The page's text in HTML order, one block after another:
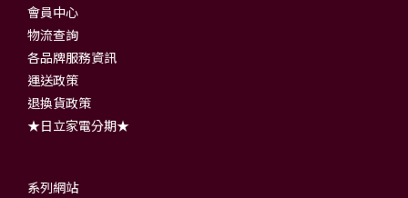
會員中心
物流查詢
各品牌服務資訊
運送政策
退換貨政策
★日立家電分期★
系列網站